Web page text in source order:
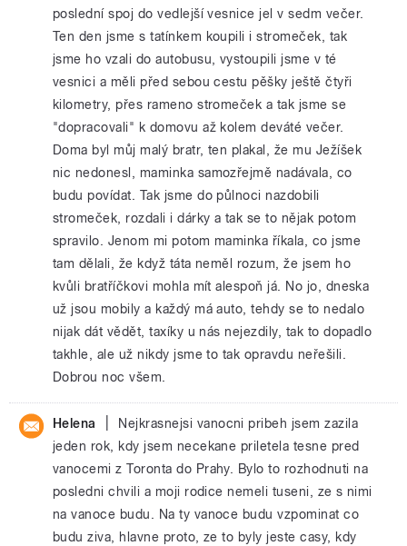
poslední spoj do vedlejší vesnice jel v sedm večer.
Ten den jsme s tatínkem koupili i stromeček, tak
jsme ho vzali do autobusu, vystoupili jsme v té
vesnici a měli před sebou cestu pěšky ještě čtyři
kilometry, přes rameno stromeček a tak jsme se
"dopracovali" k domovu až kolem deváté večer.
Doma byl můj malý bratr, ten plakal, že mu Ježíšek
nic nedonesl, maminka samozřejmě nadávala, co
budu povídat. Tak jsme do půlnoci nazdobili
stromeček, rozdali i dárky a tak se to nějak potom
spravilo. Jenom mi potom maminka říkala, co jsme
tam dělali, že když táta neměl rozum, že jsem ho
kvůli bratříčkovi mohla mít alespoň já. No jo, dneska
už jsou mobily a každý má auto, tehdy se to nedalo
nijak dát vědět, taxíky u nás nejezdily, tak to dopadlo
takhle, ale už nikdy jsme to tak opravdu neřešili.
Dobrou noc všem.
Helena
Nejkrasnejsi vanocni pribeh jsem zazila
jeden rok, kdy jsem necekane priletela tesne pred
vanocemi z Toronta do Prahy. Bylo to rozhodnuti na
posledni chvili a moji rodice nemeli tuseni, ze s nimi
na vanoce budu. Na ty vanoce budu vzpominat co
budu ziva, hlavne proto, ze to byly jeste casy, kdy